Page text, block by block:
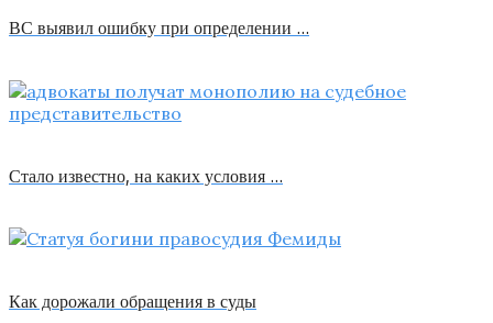
ВС выявил ошибку при определении …
Стало известно, на каких условия …
Как дорожали обращения в суды